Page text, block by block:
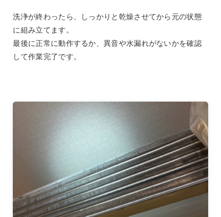
洗浄が終わったら、しっかりと乾燥させてから元の状態
に組み立てます。
最後に正常に動作するか、異音や水漏れがないかを確認
して作業完了です。